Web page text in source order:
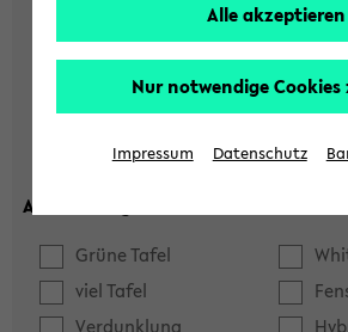
max. Plätze:
Ausstattung:
Grüne Tafel
viel Tafel
Verdunklung
Alle akzeptieren
Nur notwendige Cookies
Impressum Datenschutz